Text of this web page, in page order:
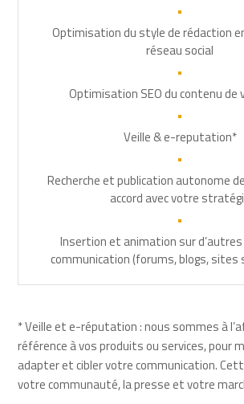
•
Optimisation du style de rédaction
réseau social
•
Optimisation SEO du contenu de
•
Veille & e-reputation*
•
Recherche et publication autonome
accord avec votre
•
Insertion et animation sur
communication (forums, blogs, sites
* Veille et e-réputation : nous sommes à
référence à vos produits ou services, pour
adapter et cibler votre communication.
votre communauté, la presse et votre